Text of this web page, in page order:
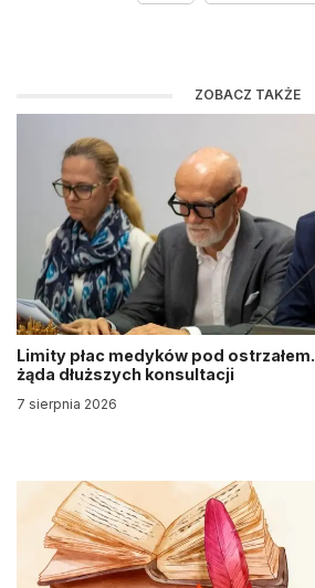
ZOBACZ TAKŻE
Limity płac medyków pod
żąda dłuższych konsultacji
7 sierpnia 2026